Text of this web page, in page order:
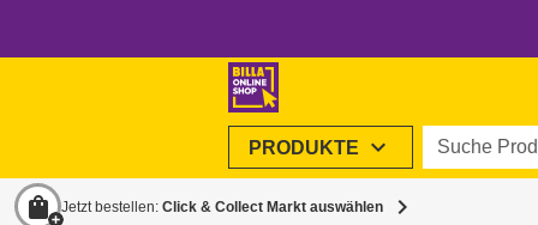
PRODUKTE expand_more Suche
shopping_bag Jetzt bestellen: Click & Collect Markt auswählen chevron_right